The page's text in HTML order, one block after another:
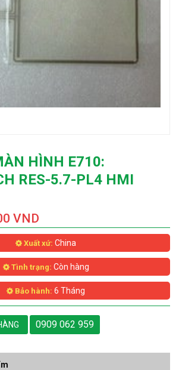
HÌNH E710:
RES-5.7-PL4 HMI
VND
Xuất xứ: China
Tình trạng: Còn hàng
Bảo hành: 6 Tháng
0909 062 959